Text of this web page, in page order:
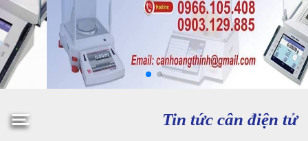
Tin tức cân điện tử